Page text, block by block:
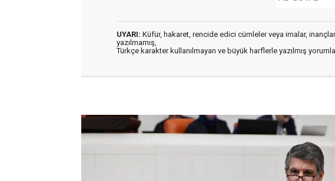
UYARI: Küfür, hakaret, rencide edici cümleler veya imalar,
yazılmamış,
Türkçe karakter kullanılmayan ve büyük harflerle yazılmış